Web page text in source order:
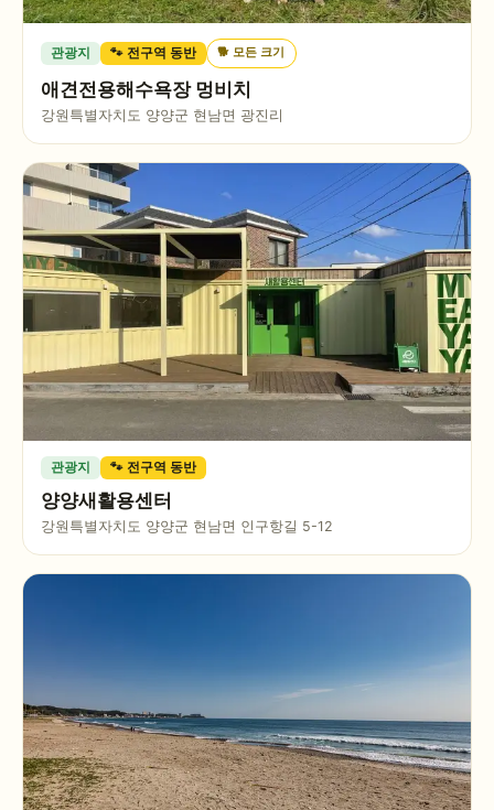
관광지 🐾 전구역 동반 🐕모든 크기
애견전용해수욕장 멍비치
강원특별자치도 양양군 현남면 광진리
관광지 🐾 전구역 동반
양양새활용센터
강원특별자치도 양양군 현남면 인구항길 5-12